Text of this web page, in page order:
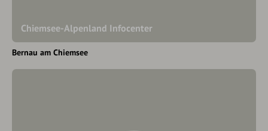
Chiemsee-Alpenland Infocenter
Bernau am Chiemsee